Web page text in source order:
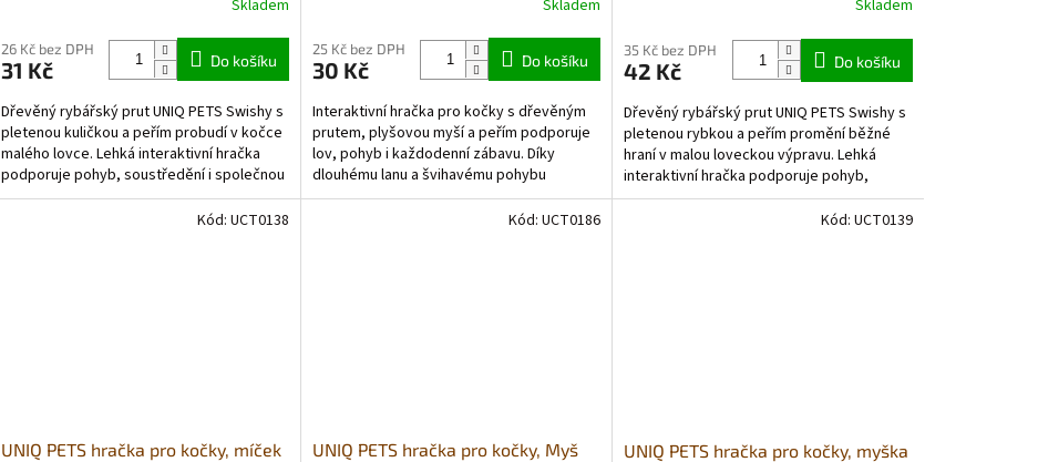
Skladem
26 Kč bez DPH
31 Kč Do košíku
Dřevěný rybářský prut UNIQ PETS Swishy s
pletenou kuličkou a peřím probudí v kočce
malého lovce. Lehká interaktivní hračka
podporuje pohyb, soustředění i společnou
hru s...
Skladem
25 Kč bez DPH
30 Kč Do košíku
Interaktivní hračka pro kočky s dřevěným
prutem, plyšovou myší a peřím podporuje
lov, pohyb i každodenní zábavu. Díky
dlouhému lanu a švihavému pohybu
pomáhá probouzet přirozené...
Skladem
35 Kč bez DPH
42 Kč Do košíku
Dřevěný rybářský prut UNIQ PETS Swishy s
pletenou rybkou a peřím promění běžné
hraní v malou loveckou výpravu. Lehká
interaktivní hračka podporuje pohyb,
přirozený lovecký...
UNIQ PETS hračka pro kočky, míček
Kód: UCT0138
UNIQ PETS hračka pro kočky, Myš
Kód: UCT0186
UNIQ PETS hračka pro kočky, myška
Kód: UCT0139